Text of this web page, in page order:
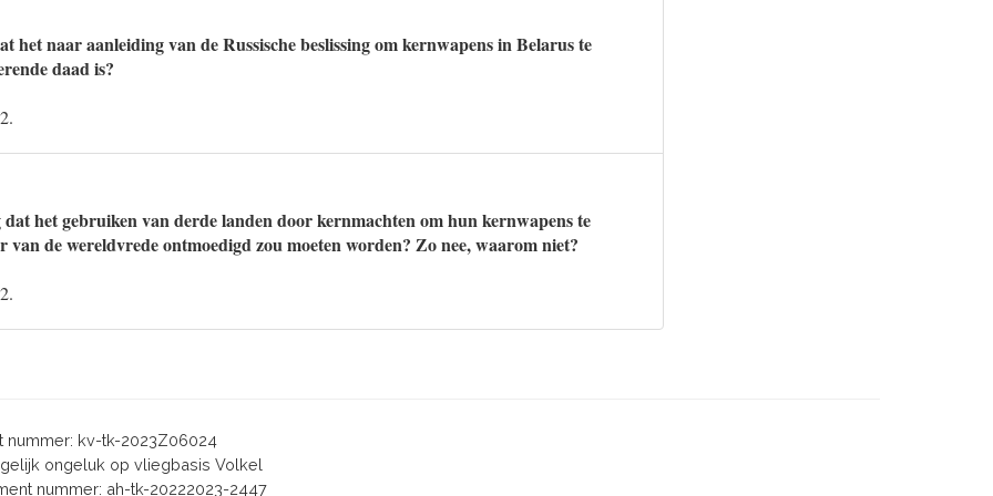
het naar aanleiding van de Russische beslissing om kernwapens in Belarus te
daad is?
het gebruiken van derde landen door kernmachten om hun kernwapens te
van de wereldvrede ontmoedigd zou moeten worden? Zo nee, waarom niet?
nummer: kv-tk-2023Z06024
ongeluk op vliegbasis Volkel
nummer: ah-tk-20222023-2447